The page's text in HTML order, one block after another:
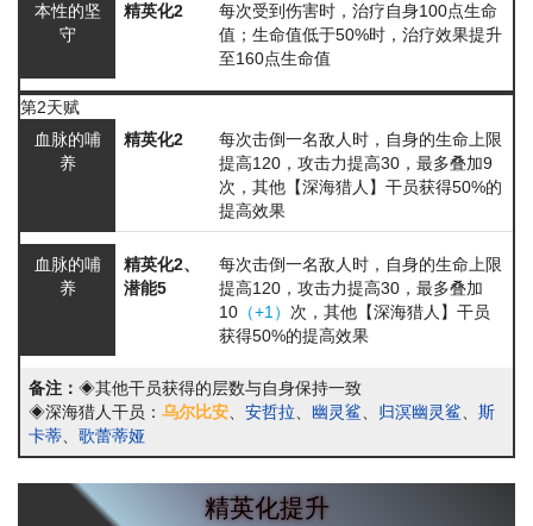
本性的坚
守
精英化2
每次受到伤害时，治疗自身100点生命
值；生命值低于50%时，治疗效果提升
至160点生命值
第2天赋
血脉的哺
养
精英化2
每次击倒一名敌人时，自身的生命上限
提高120，攻击力提高30，最多叠加9
次，其他【深海猎人】干员获得50%的
提高效果
血脉的哺
养
精英化2、
潜能5
每次击倒一名敌人时，自身的生命上限
提高120，攻击力提高30，最多叠加
10 （+1） 次，其他【深海猎人】干员
获得50%的提高效果
备注： ◈其他干员获得的层数与自身保持一致
◈深海猎人干员： 乌尔比安、 安哲拉、 幽灵鲨、 归溟幽灵鲨、 斯
卡蒂、 歌蕾蒂娅
精英化提升